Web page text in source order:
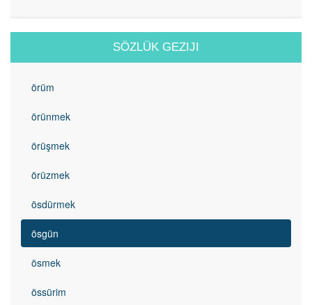
SÖZLÜK GEZIJI
örüm
örünmek
örüşmek
örüzmek
ösdürmek
ösgün
ösmek
össürim